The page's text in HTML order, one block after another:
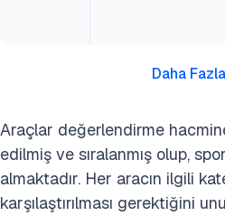
Daha Fazla
Araçlar değerlendirme
edilmiş ve sıralanmış olup,
almaktadır. Her aracın ilgili
karşılaştırılması gerektiğini